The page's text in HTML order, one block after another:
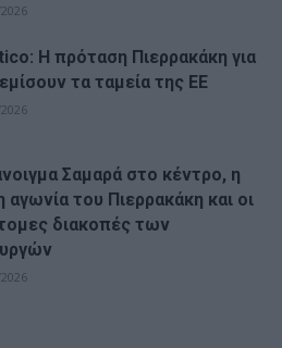
Η πρόταση Πιερρακάκη για
τα ταμεία της ΕΕ
Σαμαρά στο κέντρο, η
αγωνία του Πιερρακάκη και οι
διακοπές των